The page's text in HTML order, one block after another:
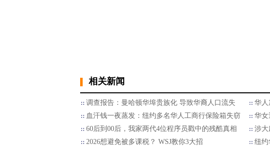
相关新闻
调查报告：曼哈顿华埠贵族化 导致华裔人口流失
华人
血汗钱一夜蒸发：纽约多名华人工商行保险箱失窃
华女
60后到00后，我家两代4位程序员戳中的残酷真相
涉大
2026想避免被多课税？ WSJ教你3大招
纽约